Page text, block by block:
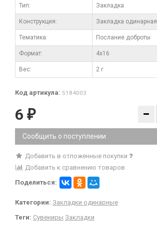
Тип: Закладка
Конструкция: Закладка одинарная
Тематика: Послание доброты
Формат: 4x16
Вес: 2 г
Код артикула: 5184003
6 ₽
Сообщить о поступлении
Добавить в отложенные покупки
Добавить к сравнению товаров
Поделиться:
Категории: Закладки одинарные
Теги: Сувениры Закладки